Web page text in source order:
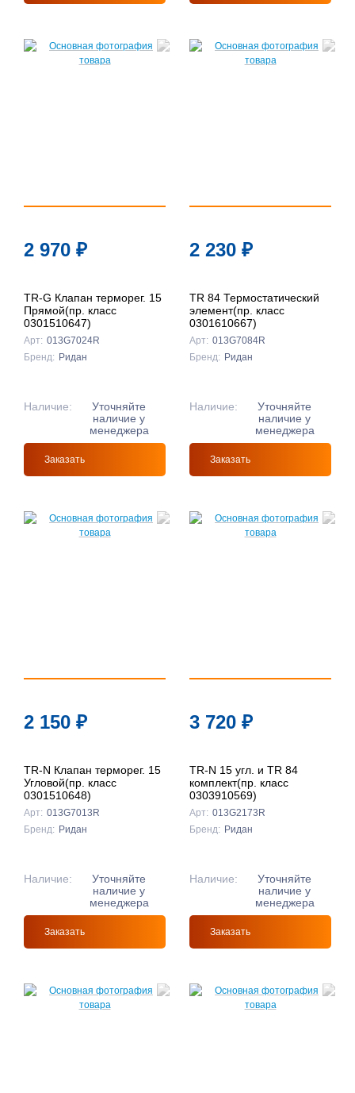
2 970 ₽
TR-G Клапан терморег. 15
Прямой(пр. класс
0301510647)
Арт: 013G7024R
Бренд: Ридан
Наличие:
Уточняйте
наличие у
менеджера
Заказать
2 230 ₽
TR 84 Термостатический
элемент(пр. класс
0301610667)
Арт: 013G7084R
Бренд: Ридан
Наличие:
Уточняйте
наличие у
менеджера
Заказать
2 150 ₽
TR-N Клапан терморег. 15
Угловой(пр. класс
0301510648)
Арт: 013G7013R
Бренд: Ридан
Наличие:
Уточняйте
наличие у
менеджера
Заказать
3 720 ₽
TR-N 15 угл. и TR 84
комплект(пр. класс
0303910569)
Арт: 013G2173R
Бренд: Ридан
Наличие:
Уточняйте
наличие у
менеджера
Заказать